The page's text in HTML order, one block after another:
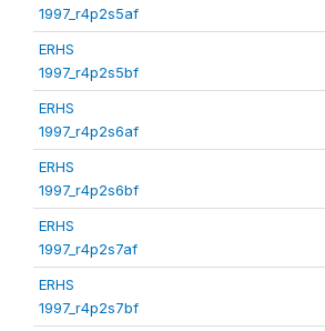
1997_r4p2s5af
ERHS
1997_r4p2s5bf
ERHS
1997_r4p2s6af
ERHS
1997_r4p2s6bf
ERHS
1997_r4p2s7af
ERHS
1997_r4p2s7bf